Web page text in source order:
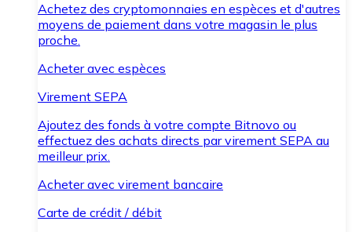
Achetez des cryptomonnaies en espèces et d'autres
moyens de paiement dans votre magasin le plus
proche.
Acheter avec espèces
Virement SEPA
Ajoutez des fonds à votre compte Bitnovo ou
effectuez des achats directs par virement SEPA au
meilleur prix.
Acheter avec virement bancaire
Carte de crédit / débit